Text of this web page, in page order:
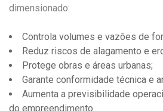
dimensionado:
Controla volumes e vazões de
Reduz riscos de alagamento e
Protege obras e áreas urbanas;
Garante conformidade técnica e
Aumenta a previsibilidade
do empreendimento.